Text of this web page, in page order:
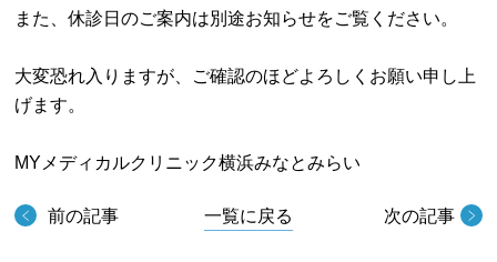
また、休診日のご案内は別途お知らせをご覧ください。
大変恐れ入りますが、ご確認のほどよろしくお願い申し上
げます。
MYメディカルクリニック横浜みなとみらい
前の記事 一覧に戻る 次の記事